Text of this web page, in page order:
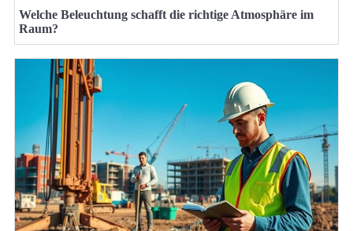
Welche Beleuchtung schafft die richtige Atmosphäre im
Raum?